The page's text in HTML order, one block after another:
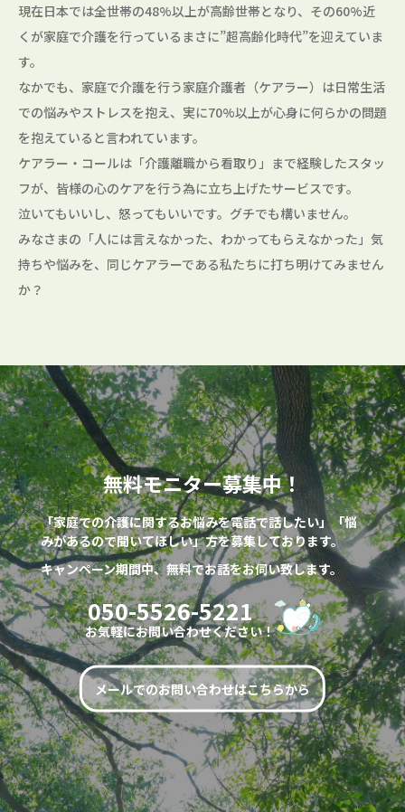
現在日本では全世帯の48%以上が高齢世帯となり、その60%近
くが家庭で介護を行っているまさに”超高齢化時代”を迎えていま
す。
なかでも、家庭で介護を行う家庭介護者（ケアラー）は日常生活
での悩みやストレスを抱え、実に70%以上が心身に何らかの問題
を抱えていると言われています。
ケアラー・コールは「介護離職から看取り」まで経験したスタッ
フが、皆様の心のケアを行う為に立ち上げたサービスです。
泣いてもいいし、怒ってもいいです。グチでも構いません。
みなさまの「人には言えなかった、わかってもらえなかった」気
持ちや悩みを、同じケアラーである私たちに打ち明けてみません
か？
無料モニター募集中！
「家庭での介護に関するお悩みを電話で話したい」「悩
みがあるので聞いてほしい」方を募集しております。
キャンペーン期間中、無料でお話をお伺い致します。
050-5526-5221
お気軽にお問い合わせください！
メールでのお問い合わせはこちらから